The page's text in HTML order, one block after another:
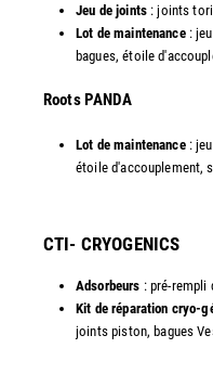
Jeu de joints: joints
Lot de maintenance: jeu
bagues, étoile
​Roots PANDA
Lot de maintenance: jeu
étoile d'accouplement,
CTI- CRYOGENICS
Adsorbeurs : pré-rempli
Kit de réparation cryo-
joints piston, bagues